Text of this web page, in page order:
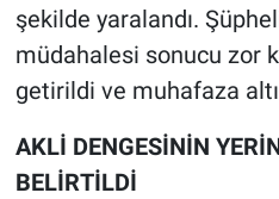
şekilde yaralandı.
müdahalesi sonucu zor
getirildi ve muhafaza
AKLİ DENGESİNİN
BELİRTİLDİ